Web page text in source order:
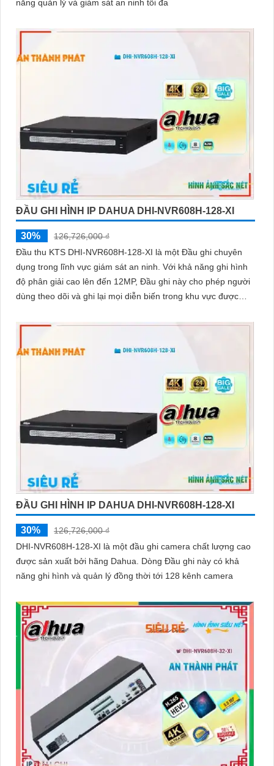
năng quản lý và giám sát an ninh tối đa
ĐẦU GHI HÌNH IP DAHUA DHI-NVR608H-128-XI
30%
126,726,000 ₫
Đầu thu KTS DHI-NVR608H-128-XI là một Đầu ghi chuyên
dụng trong lĩnh vực giám sát an ninh. Với khả năng ghi hình
độ phân giải cao lên đến 12MP, Đầu ghi này cho phép người
dùng theo dõi và ghi lại mọi diễn biến trong khu vực được
ĐẦU GHI HÌNH IP DAHUA DHI-NVR608H-128-XI
30%
126,726,000 ₫
DHI-NVR608H-128-XI là một đầu ghi camera chất lượng cao
được sản xuất bởi hãng Dahua. Dòng Đầu ghi này có khả
năng ghi hình và quản lý đồng thời tới 128 kênh camera